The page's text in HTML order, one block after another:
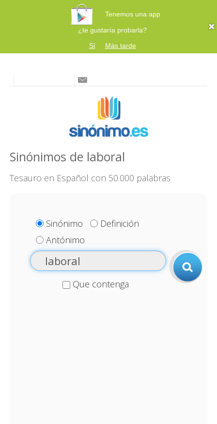
Tenemos una app
¿te gustaría probarla?
Sí
Más tarde
Sinónimos de laboral
Tesauro en Español con 50.000 palabras
Sinónimo
Definición
Antónimo
Que contenga